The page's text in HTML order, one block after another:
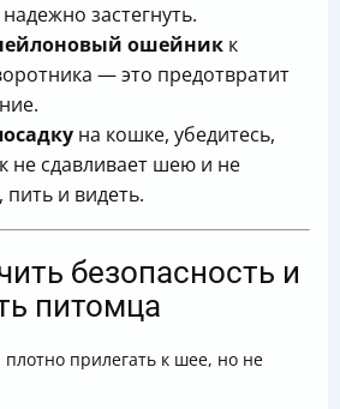
застегнуть.
ошейник к
— это предотвратит
на кошке, убедитесь,
не сдавливает шею и не
и видеть.
безопасность и
питомца
прилегать к шее, но не